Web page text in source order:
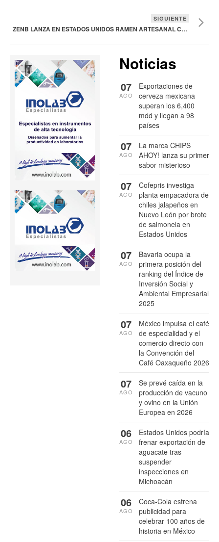
SIGUIENTE
ZENB LANZA EN ESTADOS UNIDOS RAMEN ARTESANAL CASERO CON AUTÉNTICOS SABORES JAPONESES
Noticias
Exportaciones de
cerveza mexicana
superan los 6,400
mdd y llegan a 98
países
07
AGO
La marca CHIPS
AHOY! lanza su primer
sabor misterioso
07
AGO
Cofepris investiga
planta empacadora de
chiles jalapeños en
Nuevo León por brote
de salmonela en
Estados Unidos
07
AGO
Bavaria ocupa la
primera posición del
ranking del Índice de
Inversión Social y
Ambiental Empresarial
2025
07
AGO
México impulsa el café
de especialidad y el
comercio directo con
la Convención del
Café Oaxaqueño 2026
07
AGO
Se prevé caída en la
producción de vacuno
y ovino en la Unión
Europea en 2026
07
AGO
Estados Unidos podría
frenar exportación de
aguacate tras
suspender
inspecciones en
Michoacán
06
AGO
Coca-Cola estrena
publicidad para
celebrar 100 años de
historia en México
06
AGO